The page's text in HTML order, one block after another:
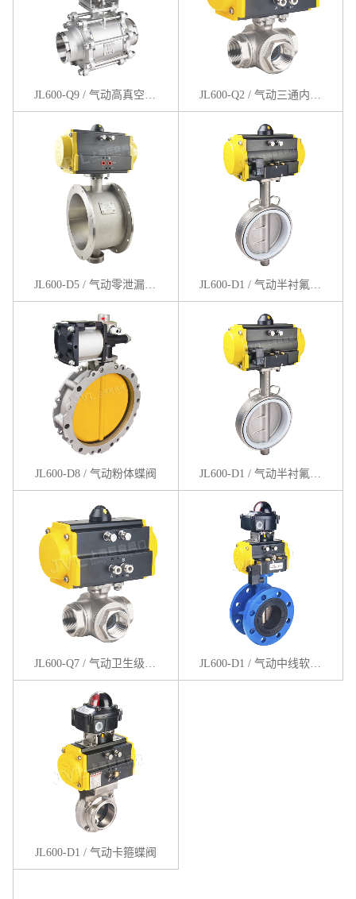
JL600-Q9 / 气动高真空球阀 JL600-Q2 / 气动三通内螺纹球阀
JL600-D8 / 气动粉体蝶阀 JL600-D1 / 气动半衬氟蝶阀
JL600-D1 / 气动中线软密封蝶阀
JL600-D1 / 气动卡箍蝶阀